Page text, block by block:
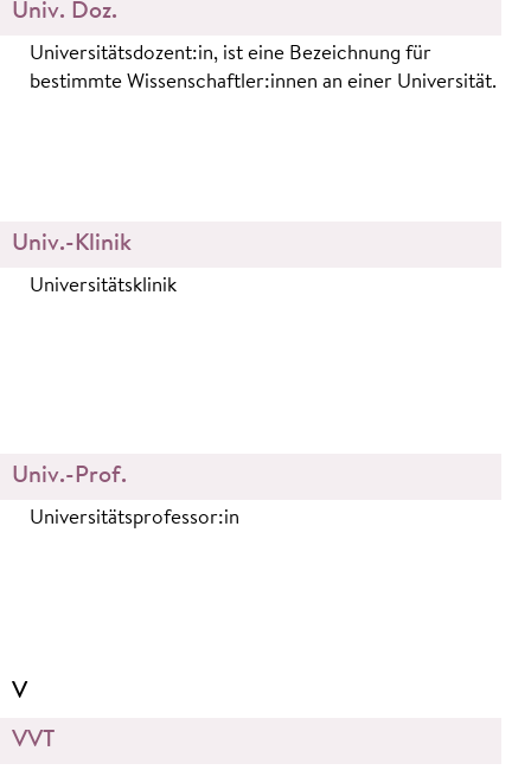
Univ. Doz.
Universitätsdozent:in, ist eine Bezeichnung für
bestimmte Wissenschaftler:innen an einer Universität.
Univ.-Klinik
Universitätsklinik
Univ.-Prof.
Universitätsprofessor:in
V
VVT